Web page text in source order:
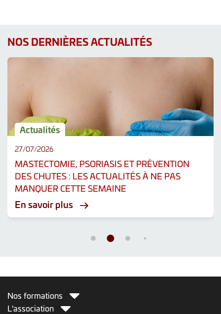
NOS DERNIÈRES ACTUALITÉS
Actualités
27/07/2026
MASTECTOMIE, PSORIASIS ET PRÉVENTION
DES CHUTES : LES ACTUALITÉS À NE PAS
MANQUER CETTE SEMAINE
En savoir plus
Nos formations
L'association